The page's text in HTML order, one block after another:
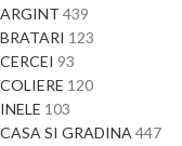
ARGINT 439
BRATARI 123
CERCEI 93
COLIERE 120
INELE 103
CASA SI GRADINA 447